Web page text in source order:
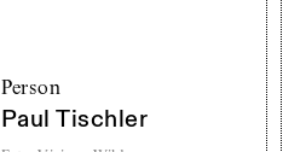
Person
Paul Tischler